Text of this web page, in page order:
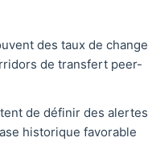
des taux de change
de transfert peer-
de définir des alertes
historique favorable